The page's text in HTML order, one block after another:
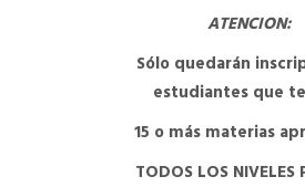
ATENCION:
Sólo quedarán
estudiantes que
15 o más materias
TODOS LOS NIVELES